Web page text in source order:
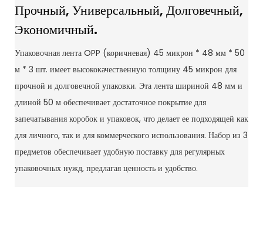
Прочный, Универсальный, Долговечный,
Экономичный.
Упаковочная лента OPP (коричневая) 45 микрон * 48 мм * 50
м * 3 шт. имеет высококачественную толщину 45 микрон для
прочной и долговечной упаковки. Эта лента шириной 48 мм и
длиной 50 м обеспечивает достаточное покрытие для
запечатывания коробок и упаковок, что делает ее подходящей как
для личного, так и для коммерческого использования. Набор из 3
предметов обеспечивает удобную поставку для регулярных
упаковочных нужд, предлагая ценность и удобство.